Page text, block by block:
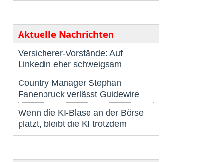
Aktuelle Nachrichten
Versicherer-Vorstände: Auf
Linkedin eher schweigsam
Country Manager Stephan
Fanenbruck verlässt Guidewire
Wenn die KI-Blase an der Börse
platzt, bleibt die KI trotzdem